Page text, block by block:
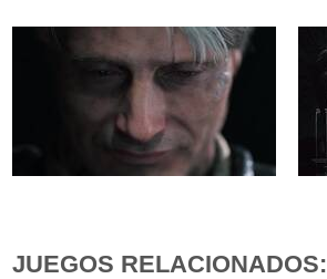
JUEGOS RELACIONADOS: